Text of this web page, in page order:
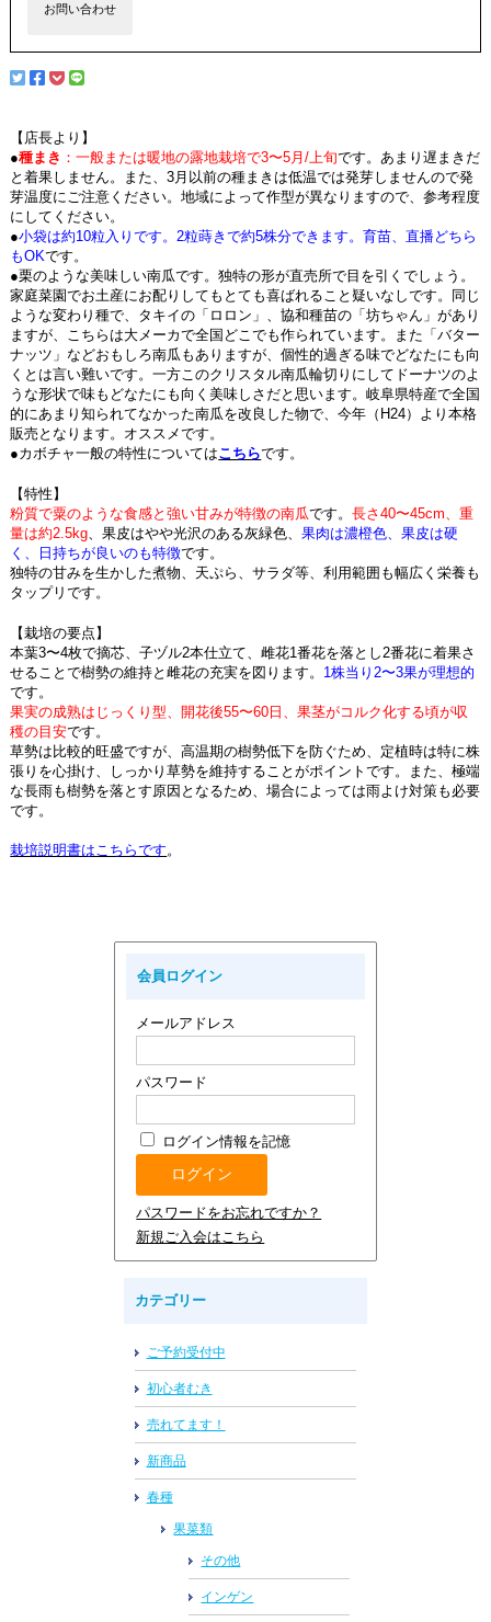
お問い合わせ
【店長より】
●種まき ：一般または暖地の露地栽培で3〜5月/上旬です。あまり遅まきだ
と着果しません。また、3月以前の種まきは低温では発芽しませんので発
芽温度にご注意ください。地域によって作型が異なりますので、参考程度
にしてください。
●小袋は約10粒入りです。2粒蒔きで約5株分できます。育苗、直播どちら
もOKです。
●栗のような美味しい南瓜です。独特の形が直売所で目を引くでしょう。
家庭菜園でお土産にお配りしてもとても喜ばれること疑いなしです。同じ
ような変わり種で、タキイの「ロロン」、協和種苗の「坊ちゃん」があり
ますが、こちらは大メーカで全国どこでも作られています。また「バター
ナッツ」などおもしろ南瓜もありますが、個性的過ぎる味でどなたにも向
くとは言い難いです。一方このクリスタル南瓜輪切りにしてドーナツのよ
うな形状で味もどなたにも向く美味しさだと思います。岐阜県特産で全国
的にあまり知られてなかった南瓜を改良した物で、今年（H24）より本格
販売となります。オススメです。
●カボチャ一般の特性についてはこちらです。
【特性】
粉質で粟のような食感と強い甘みが特徴の南瓜です。長さ40〜45cm、重
量は約2.5kg 、果皮はやや光沢のある灰緑色、果肉は濃橙色、果皮は硬
く、日持ちが良いのも特徴です。
独特の甘みを生かした煮物、天ぷら、サラダ等、利用範囲も幅広く栄養も
タップリです。
【栽培の要点】
本葉3〜4枚で摘芯、子ヅル2本仕立て、雌花1番花を落とし2番花に着果さ
せることで樹勢の維持と雌花の充実を図ります。 1株当り2〜3果が理想的
です。
果実の成熟はじっくり型、開花後55〜60日、果茎がコルク化する頃が収
穫の目安です。
草勢は比較的旺盛ですが、高温期の樹勢低下を防ぐため、定植時は特に株
張りを心掛け、しっかり草勢を維持することがポイントです。また、極端
な長雨も樹勢を落とす原因となるため、場合によっては雨よけ対策も必要
です。
栽培説明書はこちらです。
会員ログイン
メールアドレス
パスワード
ログイン情報を記憶
パスワードをお忘れですか？
新規ご入会はこちら
カテゴリー
ご予約受付中
初心者むき
売れてます！
新商品
春種
果菜類
その他
インゲン